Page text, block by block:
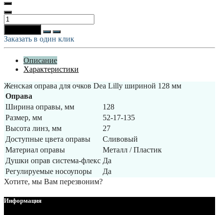
Заказать в один клик
Описание
Характеристики
Женская оправа для очков Dea Lilly шириной 128 мм
Оправа
Ширина оправы, мм
128
Размер, мм
52-17-135
Высота линз, мм
27
Доступные цвета оправы
Сливовый
Материал оправы
Металл / Пластик
Душки оправ система-флекс Да
Регулируемые носоупоры
Да
Хотите, мы Вам перезвоним?
Информация